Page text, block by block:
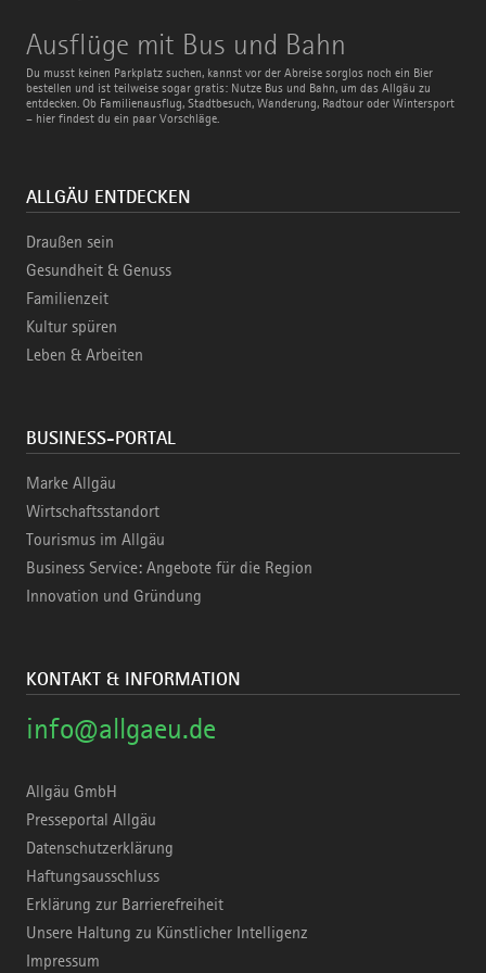
Ausflüge mit Bus und Bahn
Du musst keinen Parkplatz suchen, kannst vor der Abreise sorglos noch ein Bier
bestellen und ist teilweise sogar gratis: Nutze Bus und Bahn, um das Allgäu zu
entdecken. Ob Familienausflug, Stadtbesuch, Wanderung, Radtour oder Wintersport
– hier findest du ein paar Vorschläge.
Ausflüge
mit
Bus
und
Bahn
ALLGÄU ENTDECKEN
Draußen sein
Gesundheit & Genuss
Familienzeit
Kultur spüren
Leben & Arbeiten
BUSINESS-PORTAL
Marke Allgäu
Wirtschaftsstandort
Tourismus im Allgäu
Business Service: Angebote für die Region
Innovation und Gründung
KONTAKT & INFORMATION
info@allgaeu.de
Allgäu GmbH
Presseportal Allgäu
Datenschutzerklärung
Haftungsausschluss
Erklärung zur Barrierefreiheit
Unsere Haltung zu Künstlicher Intelligenz
Impressum